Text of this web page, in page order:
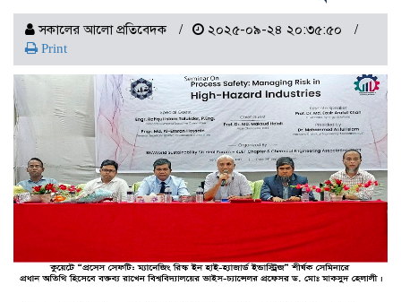
সকালের আলো প্রতিবেদক ২০২৫-০৯-২৪ ২০:৩৫:৫০
Print